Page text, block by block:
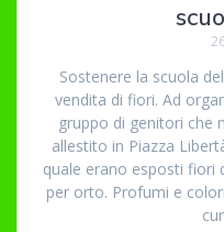
Sostenere la scuola
vendita di fiori. Ad
gruppo di genitori che
allestito in Piazza
quale erano esposti fiori
per orto. Profumi e